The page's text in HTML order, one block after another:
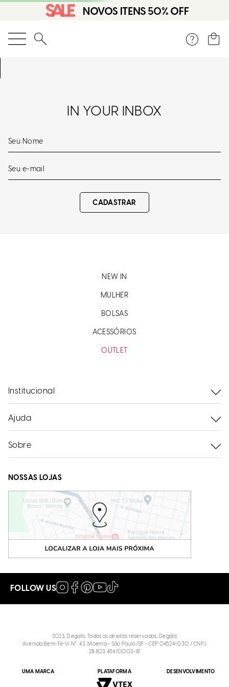
O que você está procurando?
IN YOUR INBOX
CADASTRAR
NEW IN
MULHER
BOLSAS
ACESSÓRIOS
OUTLET
Institucional
Ajuda
Sobre
NOSSAS LOJAS
FOLLOW US
2023, Degalls, Todos os direitos reservados, Degalls
Avenida Bem-Te-Vi N°: 43, Moema - São Paulo/SP - CEP 04524-030 / CNPJ
28.803.454/0003-81
UMA MARCA PLATAFORMA DESENVOLVIMENTO